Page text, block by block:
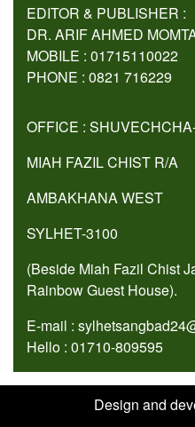
EDITOR & PUBLISHER :
DR. ARIF AHMED
MOBILE : 01715110022
PHONE : 0821 716229
OFFICE :
MIAH FAZIL CHIST R/A
AMBAKHANA WEST
SYLHET-3100
(Beside Miah Fazil Chist
Rainbow Guest House).
E-mail :
Hello : 01710-809595
Design and